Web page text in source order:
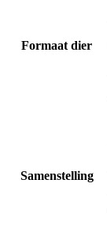
Formaat dier
Samenstelling